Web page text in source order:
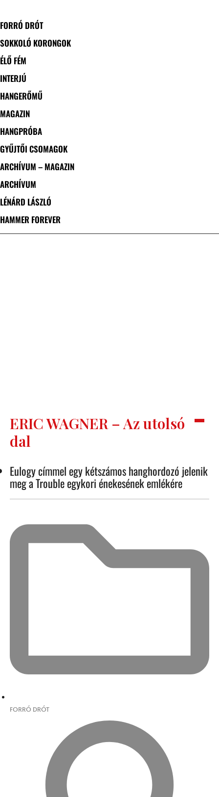
FORRÓ DRÓT
SOKKOLÓ KORONGOK
ÉLŐ FÉM
INTERJÚ
HANGERŐMŰ
MAGAZIN
HANGPRÓBA
GYŰJTŐI CSOMAGOK
ARCHÍVUM – MAGAZIN
ARCHÍVUM
LÉNÁRD LÁSZLÓ
HAMMER FOREVER
ERIC WAGNER – Az utolsó
dal
Eulogy címmel egy kétszámos hanghordozó jelenik
meg a Trouble egykori énekesének emlékére
FORRÓ DRÓT